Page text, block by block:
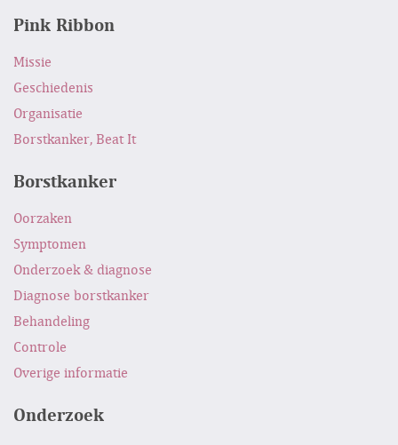
Pink Ribbon
Missie
Geschiedenis
Organisatie
Borstkanker, Beat It
Borstkanker
Oorzaken
Symptomen
Onderzoek & diagnose
Diagnose borstkanker
Behandeling
Controle
Overige informatie
Onderzoek